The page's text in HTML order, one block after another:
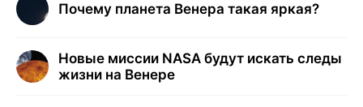
Почему планета Венера такая яркая?
Новые миссии NASA будут искать следы
жизни на Венере